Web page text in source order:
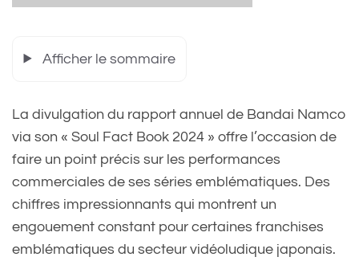
Afficher le sommaire
La divulgation du rapport annuel de Bandai Namco
via son « Soul Fact Book 2024 » offre l’occasion de
faire un point précis sur les performances
commerciales de ses séries emblématiques. Des
chiffres impressionnants qui montrent un
engouement constant pour certaines franchises
emblématiques du secteur vidéoludique japonais.